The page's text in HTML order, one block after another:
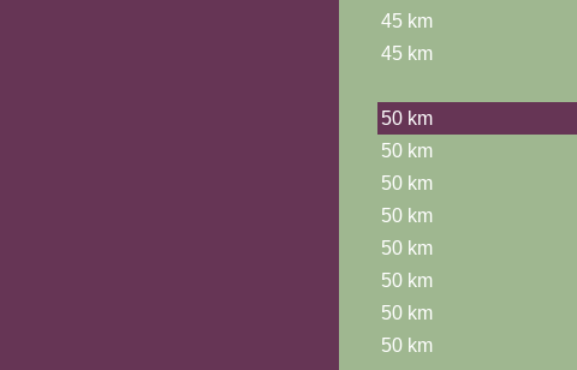
45 km
45 km
50 km
50 km
50 km
50 km
50 km
50 km
50 km
50 km